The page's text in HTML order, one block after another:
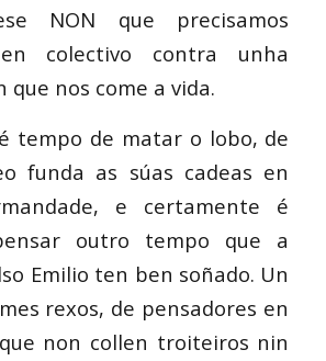
NON que precisamos
colectivo contra unha
que nos come a vida.
tempo de matar o lobo, de
funda as súas cadeas en
e certamente é
outro tempo que a
Emilio ten ben soñado. Un
rexos, de pensadores en
non collen troiteiros nin